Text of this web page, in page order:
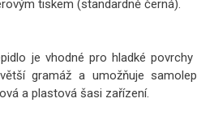
tiskem (standardně černá).
je vhodné pro hladké
gramáž a umožňuje
a plastová šasi zařízení.